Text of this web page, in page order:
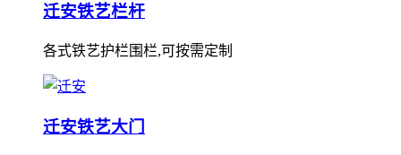
迁安铁艺栏杆
各式铁艺护栏围栏,可按需定制
迁安铁艺大门